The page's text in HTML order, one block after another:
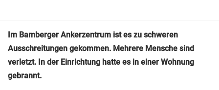
Im Bamberger Ankerzentrum ist es zu schweren
Ausschreitungen gekommen. Mehrere Mensche sind
verletzt. In der Einrichtung hatte es in einer Wohnung
gebrannt.